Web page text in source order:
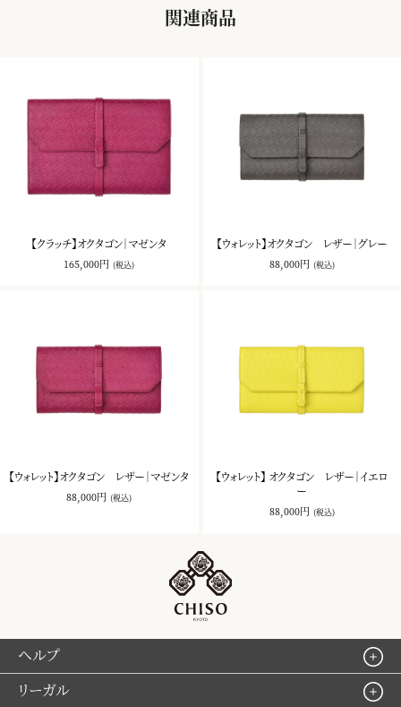
関連商品
【クラッチ】オクタゴン｜マゼンタ
165,000円 (税込)
【ウォレット】オクタゴン レザー｜グレー
88,000円 (税込)
【ウォレット】オクタゴン レザー｜マゼンタ
88,000円 (税込)
【ウォレット】 オクタゴン レザー｜イエロ
ー
88,000円 (税込)
ヘルプ
リーガル